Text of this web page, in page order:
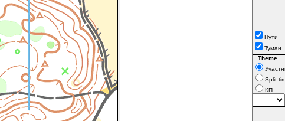
Пути
Туман
Theme
Split
КП